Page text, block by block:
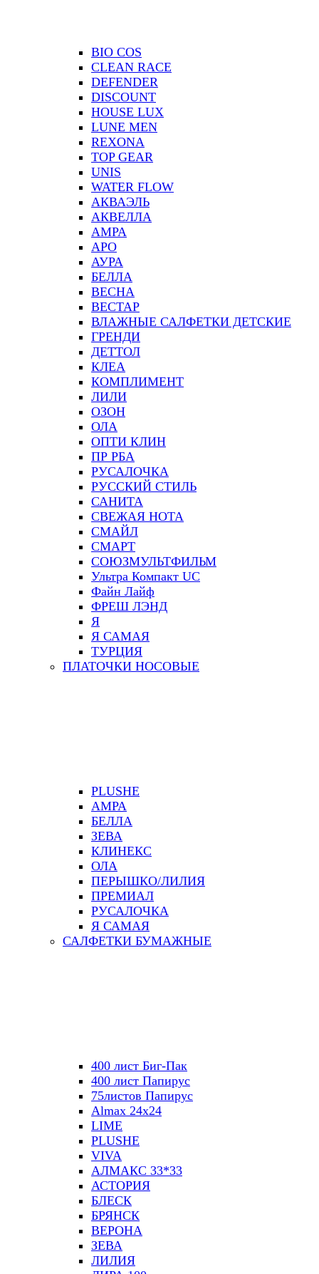
BIO COS
CLEAN RACE
DEFENDER
DISCOUNT
HOUSE LUX
LUNE MEN
REXONA
TOP GEAR
UNIS
WATER FLOW
АКВАЭЛЬ
АКВЕЛЛА
АМРА
АРО
АУРА
БЕЛЛА
ВЕСНА
ВЕСТАР
ВЛАЖНЫЕ САЛФЕТКИ ДЕТСКИЕ
ГРЕНДИ
ДЕТТОЛ
КЛЕА
КОМПЛИМЕНТ
ЛИЛИ
ОЗОН
ОЛА
ОПТИ КЛИН
ПР РБА
РУСАЛОЧКА
РУССКИЙ СТИЛЬ
САНИТА
СВЕЖАЯ НОТА
СМАЙЛ
СМАРТ
СОЮЗМУЛЬТФИЛЬМ
Ультра Компакт UC
Файн Лайф
ФРЕШ ЛЭНД
Я
Я САМАЯ
ТУРЦИЯ
ПЛАТОЧКИ НОСОВЫЕ
PLUSHE
АМРА
БЕЛЛА
ЗЕВА
КЛИНЕКС
ОЛА
ПЕРЫШКО/ЛИЛИЯ
ПРЕМИАЛ
РУСАЛОЧКА
Я САМАЯ
САЛФЕТКИ БУМАЖНЫЕ
400 лист Биг-Пак
400 лист Папирус
75листов Папирус
Almax 24х24
LIME
PLUSHE
VIVA
АЛМАКС 33*33
АСТОРИЯ
БЛЕСК
БРЯНСК
ВЕРОНА
ЗЕВА
ЛИЛИЯ